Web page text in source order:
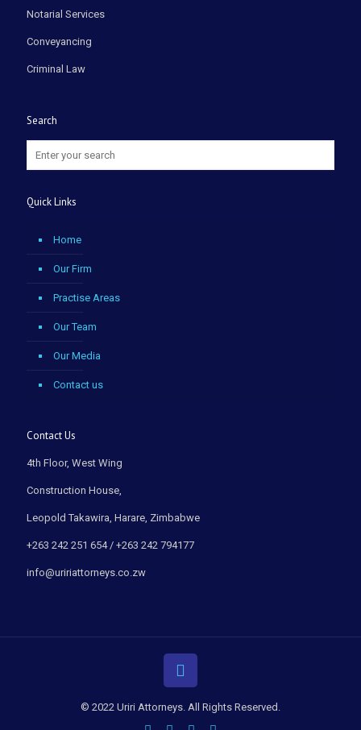
Notarial Services
Conveyancing
Criminal Law
Search
Quick Links
Home
Our Firm
Practise Areas
Our Team
Our Media
Contact us
Contact Us
4th Floor, West Wing
Construction House,
Leopold Takawira, Harare, Zimbabwe
+263 242 251 654 / +263 242 794177
info@uririattorneys.co.zw
© 2022 Uriri Attorneys. All Rights Reserved.